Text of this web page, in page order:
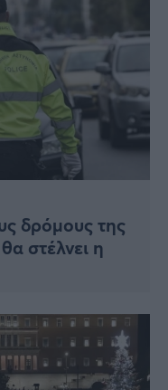
δρόμους της
στέλνει η